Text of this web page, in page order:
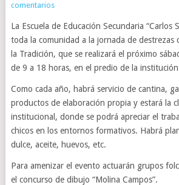
comentarios
La Escuela de Educación Secundaria “Carlos
toda la comunidad a la jornada de destrezas
la Tradición, que se realizará el próximo
de 9 a 18 horas, en el predio de la
Como cada año, habrá servicio de cantina,
productos de elaboración propia y estará la
institucional, donde se podrá apreciar el
chicos en los entornos formativos. Habrá
dulce, aceite, huevos, etc.
Para amenizar el evento actuarán grupos
el concurso de dibujo “Molina Campos”.